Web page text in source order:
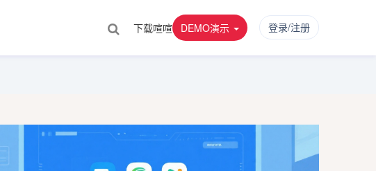
下载喧喧 DEMO演示 登录/注册